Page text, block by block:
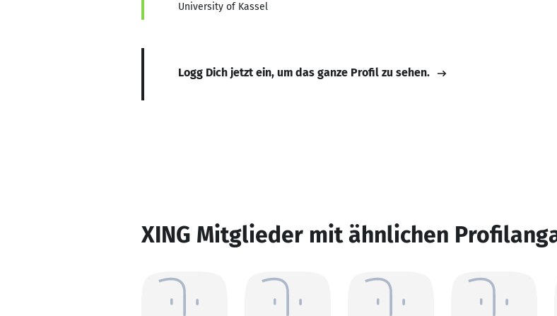
University of Kassel
Logg Dich jetzt ein, um das ganze Profil zu sehen.
XING Mitglieder mit ähnlichen